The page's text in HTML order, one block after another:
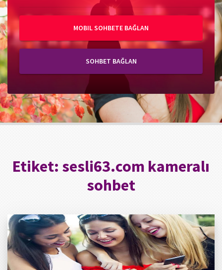
MOBIL SOHBETE BAĞLAN
SOHBET BAĞLAN
Etiket: sesli63.com kameralı
sohbet